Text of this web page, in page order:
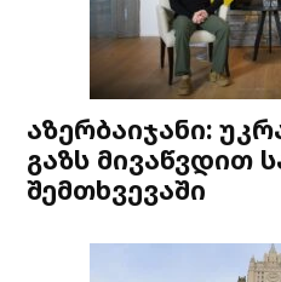
აზერბაიჯანი:
გაზს მივაწვდით
შემთხვევაში